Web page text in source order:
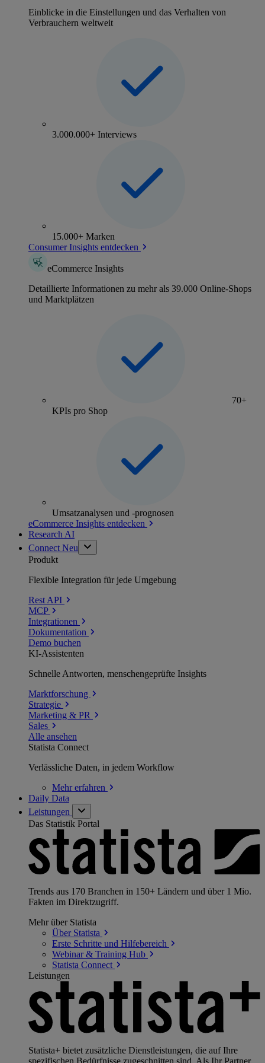
Einblicke in die Einstellungen und das Verhalten von
Verbrauchern weltweit
3.000.000+ Interviews
15.000+ Marken
Consumer Insights entdecken
eCommerce Insights
Detaillierte Informationen zu mehr als 39.000 Online-Shops
und Marktplätzen
70+
KPIs pro Shop
Umsatzanalysen und -prognosen
eCommerce Insights entdecken
Research AI
Connect Neu
Produkt
Flexible Integration für jede Umgebung
Rest API
MCP
Integrationen
Dokumentation
Demo buchen
KI-Assistenten
Schnelle Antworten, menschengeprüfte Insights
Marktforschung
Strategie
Marketing & PR
Sales
Alle ansehen
Statista Connect
Verlässliche Daten, in jedem Workflow
Mehrerfahren
Daily Data
Leistungen
Das Statistik Portal
Trends aus 170 Branchen in 150+ Ländern und über 1 Mio.
Fakten im Direktzugriff.
Mehr über Statista
Über Statista
Erste Schritte und Hilfebereich
Webinar & Training Hub
Statista Connect
Leistungen
Statista+ bietet zusätzliche Dienstleistungen, die auf Ihre
spezifischen Bedürfnisse zugeschnitten sind. Als Ihr Partner